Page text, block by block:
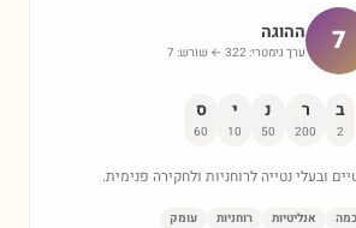
7 ההוגה
ערך גימטרי:322 ← שורש: 7
ב
2
ר
200
נ
50
י
10
ס
60
ובעלי נטייה לרוחניות ולחקירה פנימית.
אנליטיות רוחניות עומק